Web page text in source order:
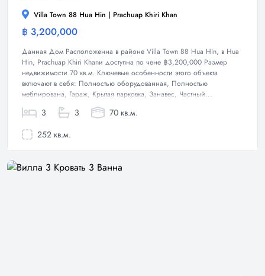
Villa Town 88 Hua Hin | Prachuap Khiri Khan
฿ 3,200,000
Данная Дом Расположенна в районе Villa Town 88 Hua Hin, в Hua
Hin, Prachuap Khiri Khanи доступна по чене ฿3,200,000 Размер
недвижимости 70 кв.м. Ключевые особенности этого объекта
включают в себя: Полностью оборудованная, Полностью
меблирована, Гараж, Крытая парковка, Занавес, Частный...
3 3
70 кв.м.
252 кв.м.